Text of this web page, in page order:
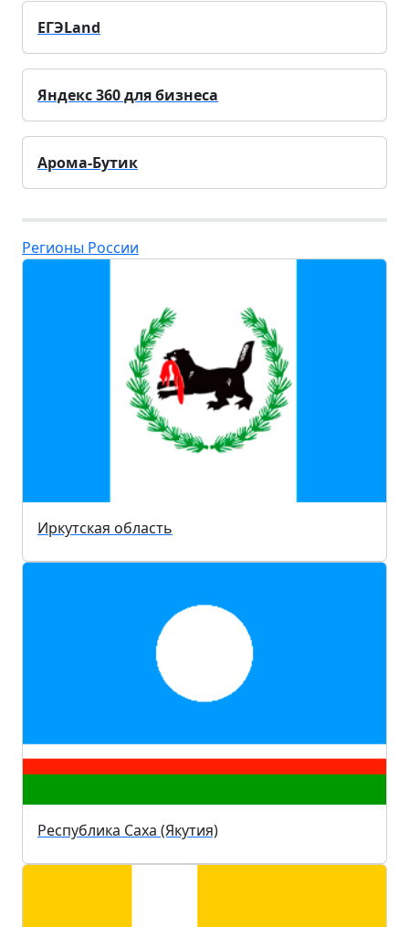
ЕГЭLand
Яндекс 360 для бизнеса
Арома-Бутик
Регионы России
Иркутская область
Республика Саха (Якутия)